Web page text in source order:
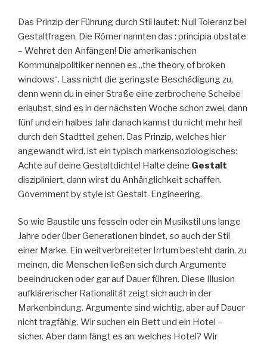
Das Prinzip der Führung durch Stil lautet: Null Toleranz bei
Gestaltfragen. Die Römer nannten das : principia obstate
– Wehret den Anfängen! Die amerikanischen
Kommunalpolitiker nennen es „the theory of broken
windows“. Lass nicht die geringste Beschädigung zu,
denn wenn du in einer Straße eine zerbrochene Scheibe
erlaubst, sind es in der nächsten Woche schon zwei, dann
fünf und ein halbes Jahr danach kannst du nicht mehr heil
durch den Stadtteil gehen. Das Prinzip, welches hier
angewandt wird, ist ein typisch markensoziologisches:
Achte auf deine Gestaltdichte! Halte deine Gestalt
diszipliniert, dann wirst du Anhänglichkeit schaffen.
Government by style ist Gestalt-Engineering.
So wie Baustile uns fesseln oder ein Musikstil uns lange
Jahre oder über Generationen bindet, so auch der Stil
einer Marke. Ein weitverbreiteter Irrtum besteht darin, zu
meinen, die Menschen ließen sich durch Argumente
beeindrucken oder gar auf Dauer führen. Diese Illusion
aufklärerischer Rationalität zeigt sich auch in der
Markenbindung. Argumente sind wichtig, aber auf Dauer
nicht tragfähig. Wir suchen ein Bett und ein Hotel –
sicher. Aber dann fängt es an: welches Hotel? Wir